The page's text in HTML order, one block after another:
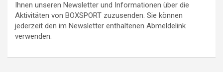
Ihnen unseren Newsletter und Informationen über die
Aktivitäten von BOXSPORT zuzusenden. Sie können
jederzeit den im Newsletter enthaltenen Abmeldelink
verwenden.